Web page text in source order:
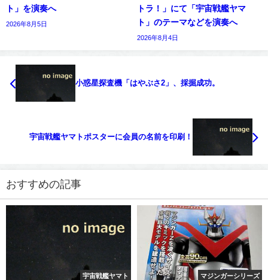
ト」を演奏へ
2026年8月5日
トラ！」にて「宇宙戦艦ヤマ
ト」のテーマなどを演奏へ
2026年8月4日
小惑星探査機「はやぶさ2」、採掘成功。
宇宙戦艦ヤマトポスターに会員の名前を印刷！
おすすめの記事
宇宙戦艦ヤマト マジンガーシリーズ